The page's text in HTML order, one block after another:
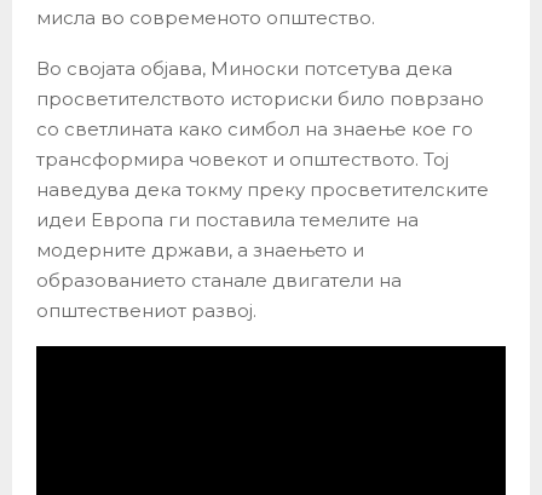
мисла во современото општество.
Во својата објава, Миноски потсетува дека
просветителството историски било поврзано
со светлината како симбол на знаење кое го
трансформира човекот и општеството. Тој
наведува дека токму преку просветителските
идеи Европа ги поставила темелите на
модерните држави, а знаењето и
образованието станале двигатели на
општествениот развој.